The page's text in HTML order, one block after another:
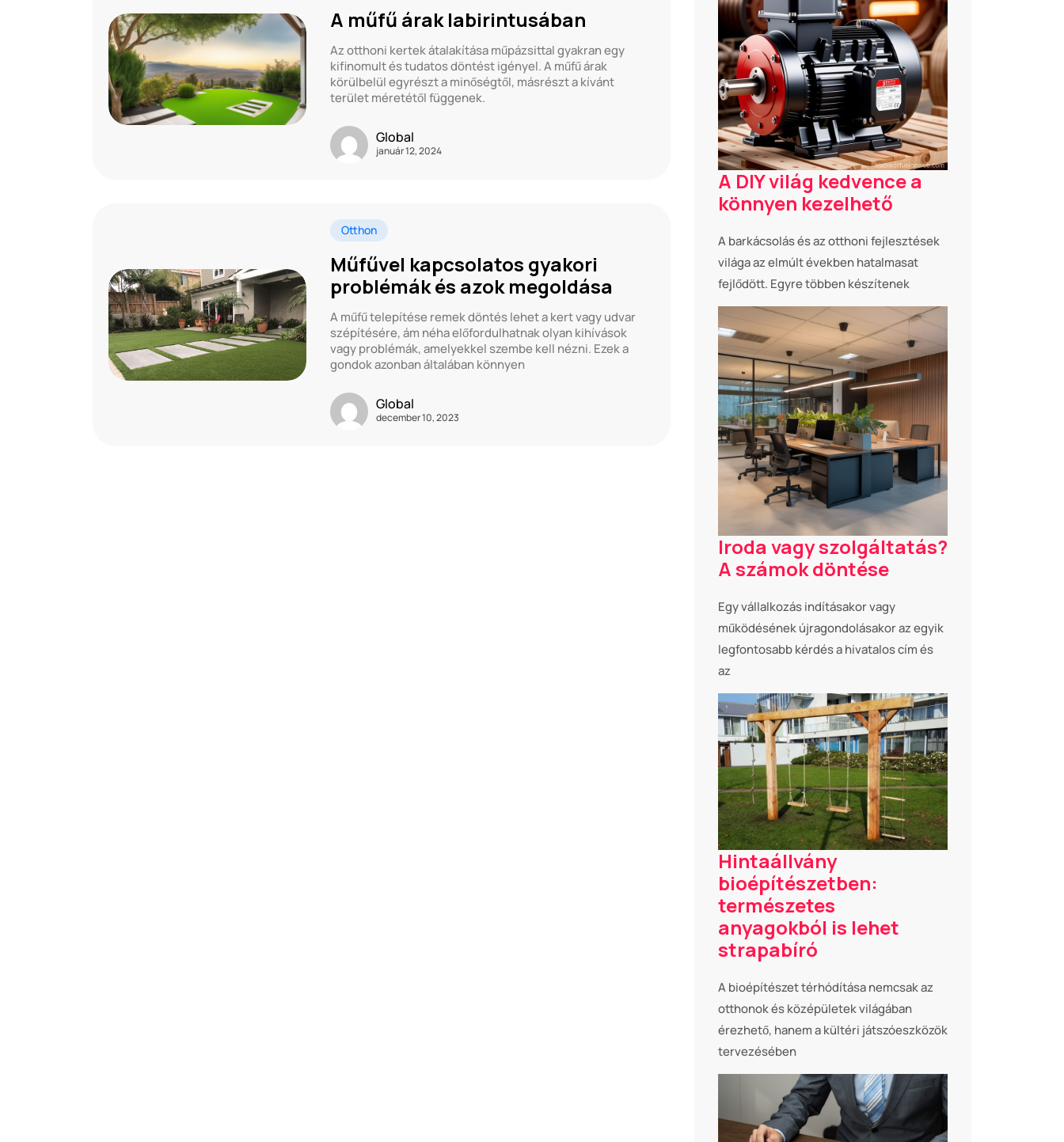
A műfű árak labirintusában
Az otthoni kertek átalakítása műpázsittal gyakran egy
kifinomult és tudatos döntést igényel. A műfű árak
körülbelül egyrészt a minőségtől, másrészt a kívánt
terület méretétől függenek.
Global
január 12, 2024
Otthon
Műfűvel kapcsolatos gyakori
problémák és azok megoldása
A műfű telepítése remek döntés lehet a kert vagy udvar
szépítésére, ám néha előfordulhatnak olyan kihívások
vagy problémák, amelyekkel szembe kell nézni. Ezek a
gondok azonban általában könnyen
Global
december 10, 2023
A DIY világ kedvence a
könnyen kezelhető
A barkácsolás és az otthoni fejlesztések
világa az elmúlt években hatalmasat
fejlődött. Egyre többen készítenek
Iroda vagy szolgáltatás?
A számok döntése
Egy vállalkozás indításakor vagy
működésének újragondolásakor az egyik
legfontosabb kérdés a hivatalos cím és
az
Hintaállvány
bioépítészetben:
természetes
anyagokból is lehet
strapabíró
A bioépítészet térhódítása nemcsak az
otthonok és középületek világában
érezhető, hanem a kültéri játszóeszközök
tervezésében